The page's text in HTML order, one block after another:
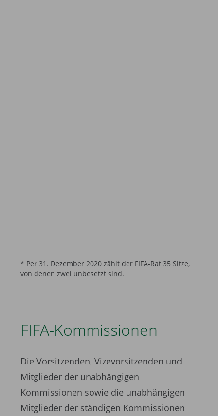
* Per 31. Dezember 2020 zählt der FIFA-Rat 35 Sitze,
von denen zwei unbesetzt sind.
FIFA-Kommissionen
Die Vorsitzenden, Vizevorsitzenden und
Mitglieder der unabhängigen
Kommissionen sowie die unabhängigen
Mitglieder der ständigen Kommissionen